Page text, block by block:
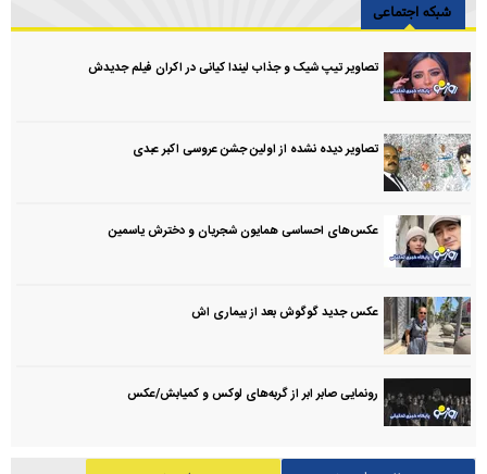
شبکه اجتماعی
تصاویر تیپ شیک و جذاب لیندا کیانی در اکران فیلم جدیدش
تصاویر دیده نشده از اولین جشن عروسی اکبر عبدی
عکس‌های احساسی همایون شجریان و دخترش یاسمین
عکس جدید گوگوش بعد از بیماری اش
رونمایی صابر ابر از گربه‌های لوکس و کمیابش/عکس